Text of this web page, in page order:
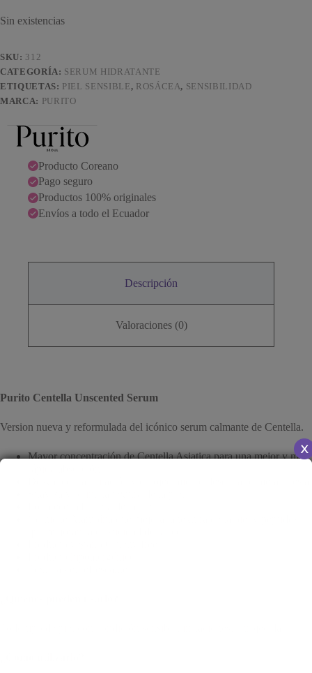
Sin existencias
SKU: 312
CATEGORÍA: SERUM HIDRATANTE
ETIQUETAS: PIEL SENSIBLE, ROSÁCEA, SENSIBILIDAD
MARCA: PURITO
Producto Coreano
Pago seguro
Productos 100% originales
Envíos a todo el Ecuador
Descripción
Valoraciones (0)
Purito Centella Unscented Serum
Version nueva y reformulada del icónico serum calmante de Centella.
Mayor concentración de Centella Asiatica para una mejor y mas